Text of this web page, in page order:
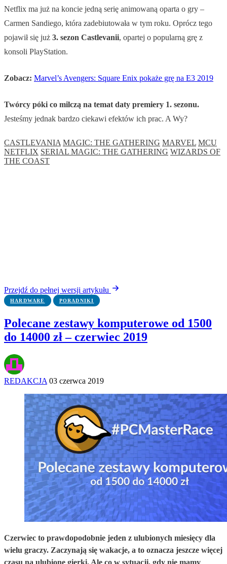
Netflix ma już na koncie jedną serię animowaną oparta o gry –
Carmen Sandiego, która zadebiutowała w tym roku. Oprócz tego
pojawił się już 3. sezon Castlevanii, opartej o popularną grę z
konsoli PlayStation.
Zobacz: Marvel’s Avengers: Square Enix pokaże grę na E3 2019
Twórcy póki co milczą na temat daty premiery 1. sezonu.
Jesteśmy jednak bardzo ciekawi efektów ich prac. A Wy?
CASTLEVANIA MAGIC: THE GATHERING MARVEL MCU
NETFLIX SERIAL MAGIC: THE GATHERING WIZARDS OF
THE COAST
Przejdź do pełnej wersji artykułu
HARDWARE PORADNIKI
Polecane zestawy komputerowe od 1500
do 14000 zł – czerwiec 2019
REDAKCJA 03 czerwca 2019
Czerwiec to prawdopodobnie jeden z ulubionych miesięcy dla
wielu graczy. Zaczynają się wakacje, a to oznacza jeszcze więcej